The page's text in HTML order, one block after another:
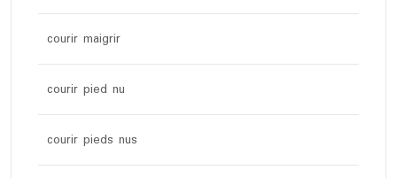
courir maigrir
courir pied nu
courir pieds nus